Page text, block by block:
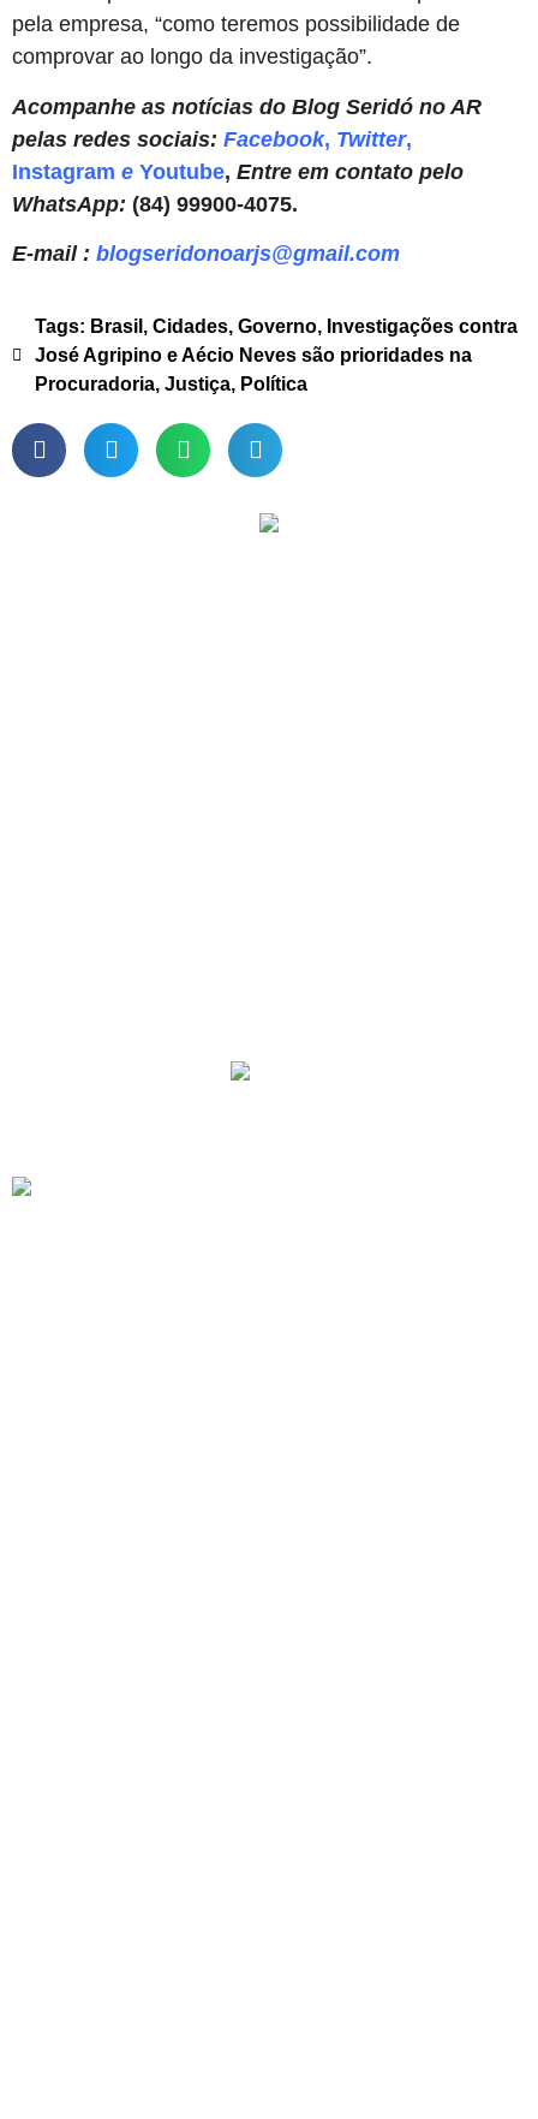
pela empresa, “como teremos possibilidade de
comprovar ao longo da investigação”.
Acompanhe as notícias do Blog Seridó no AR
pelas redes sociais: Facebook, Twitter,
Instagram e Youtube, Entre em contato pelo
WhatsApp: (84) 99900-4075.
E-mail : blogseridonoarjs@gmail.com
Tags: Brasil , Cidades, Governo, Investigações contra
José Agripino e Aécio Neves são prioridades na
Procuradoria, Justiça, Política